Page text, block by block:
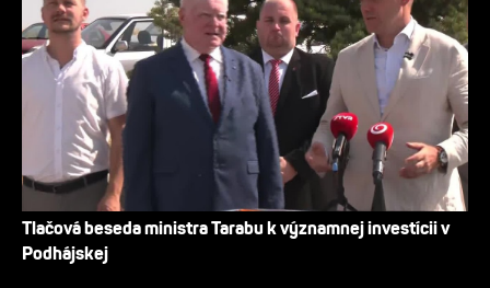
Tlačová beseda ministra Tarabu k významnej investícii v
Podhájskej